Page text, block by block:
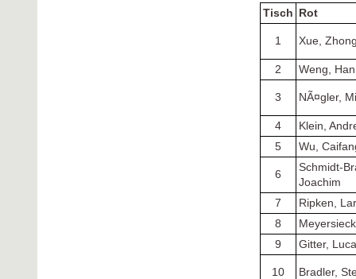
Tisch Rot
1 Xue,
2 Weng,
3 NÃ¤gler,
4
Klein,
5
Wu,
6
Schmidt-
Joachim
7
Ripken,
8
9
Gitter,
10 Bradler,